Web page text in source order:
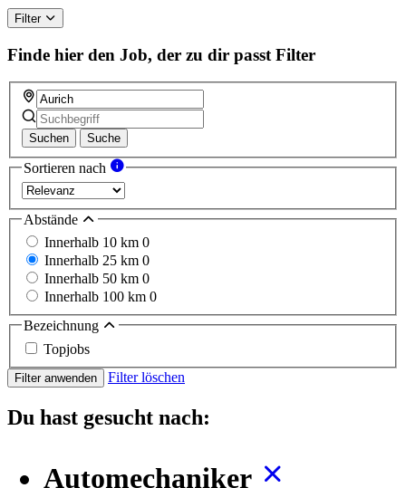
Filter
Finde hier den Job, der zu dir passt Filter
Suchen Suche
Sortieren nach
Abstände
Innerhalb 10 km 0
Innerhalb 25 km 0
Innerhalb 50 km 0
Innerhalb 100 km 0
Bezeichnung
Topjobs
Filter anwenden Filter löschen
Du hast gesucht nach:
Automechaniker